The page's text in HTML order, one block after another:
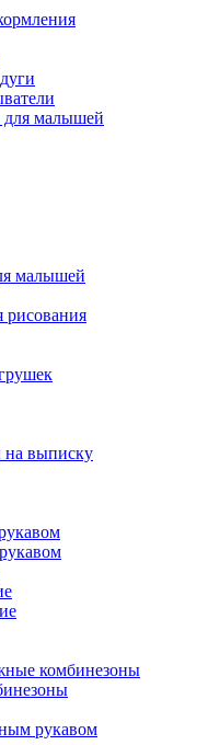
малышей
малышей
рисования
на выписку
комбинезоны
рукавом